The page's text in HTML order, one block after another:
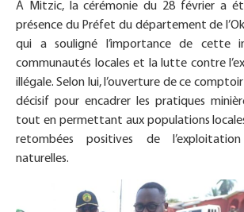
À Mitzic, la cérémonie du 28 février a
présence du Préfet du département de
qui a souligné l’importance de cette
communautés locales et la lutte contre
illégale. Selon lui, l’ouverture de ce
décisif pour encadrer les pratiques
tout en permettant aux populations
retombées positives de
naturelles.